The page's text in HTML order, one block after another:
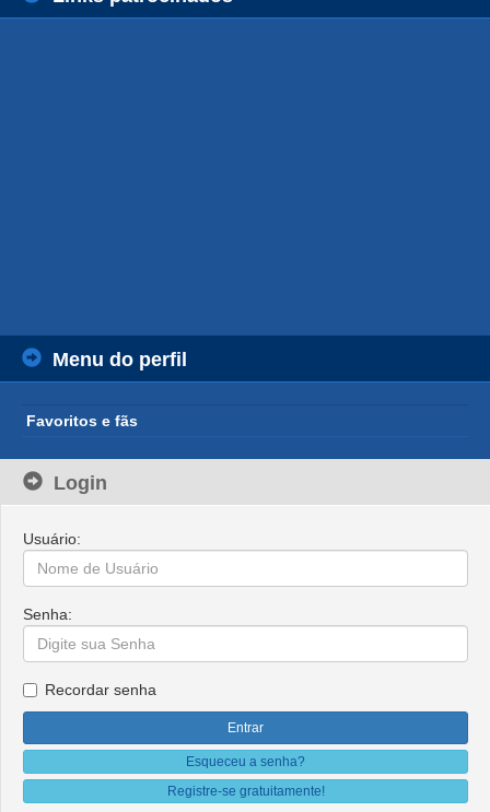
Menu do perfil
Favoritos e fãs
Login
Usuário:
Senha:
Recordar senha
Esqueceu a senha?
Registre-se gratuitamente!